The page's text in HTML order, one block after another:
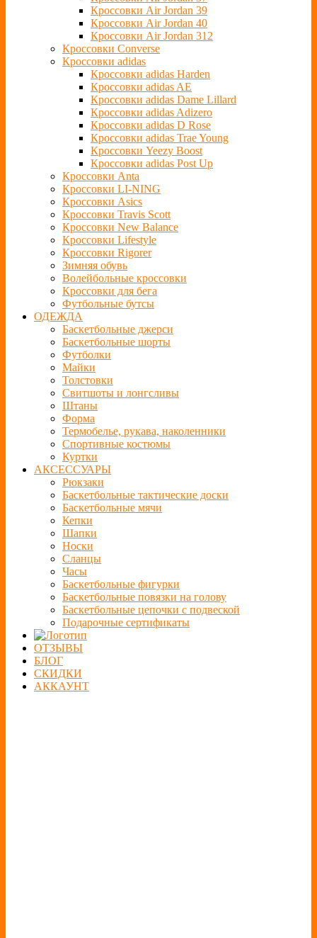
Кроссовки Air Jordan 39
Кроссовки Air Jordan 40
Кроссовки Air Jordan 312
Кроссовки Converse
Кроссовки adidas
Кроссовки adidas Harden
Кроссовки adidas AE
Кроссовки adidas Dame Lillard
Кроссовки adidas Adizero
Кроссовки adidas D Rose
Кроссовки adidas Trae Young
Кроссовки Yeezy Boost
Кроссовки adidas Post Up
Кроссовки Anta
Кроссовки LI-NING
Кроссовки Asics
Кроссовки Travis Scott
Кроссовки New Balance
Кроссовки Lifestyle
Кроссовки Rigorer
Зимняя обувь
Волейбольные кроссовки
Кроссовки для бега
Футбольные бутсы
ОДЕЖДА
Баскетбольные джерси
Баскетбольные шорты
Футболки
Майки
Толстовки
Свитшоты и лонгсливы
Штаны
Форма
Термобелье, рукава, наколенники
Спортивные костюмы
Куртки
АКСЕССУАРЫ
Рюкзаки
Баскетбольные тактические доски
Баскетбольные мячи
Кепки
Шапки
Носки
Сланцы
Часы
Баскетбольные фигурки
Баскетбольные повязки на голову
Баскетбольные цепочки с подвеской
Подарочные сертификаты
ОТЗЫВЫ
БЛОГ
СКИДКИ
АККАУНТ